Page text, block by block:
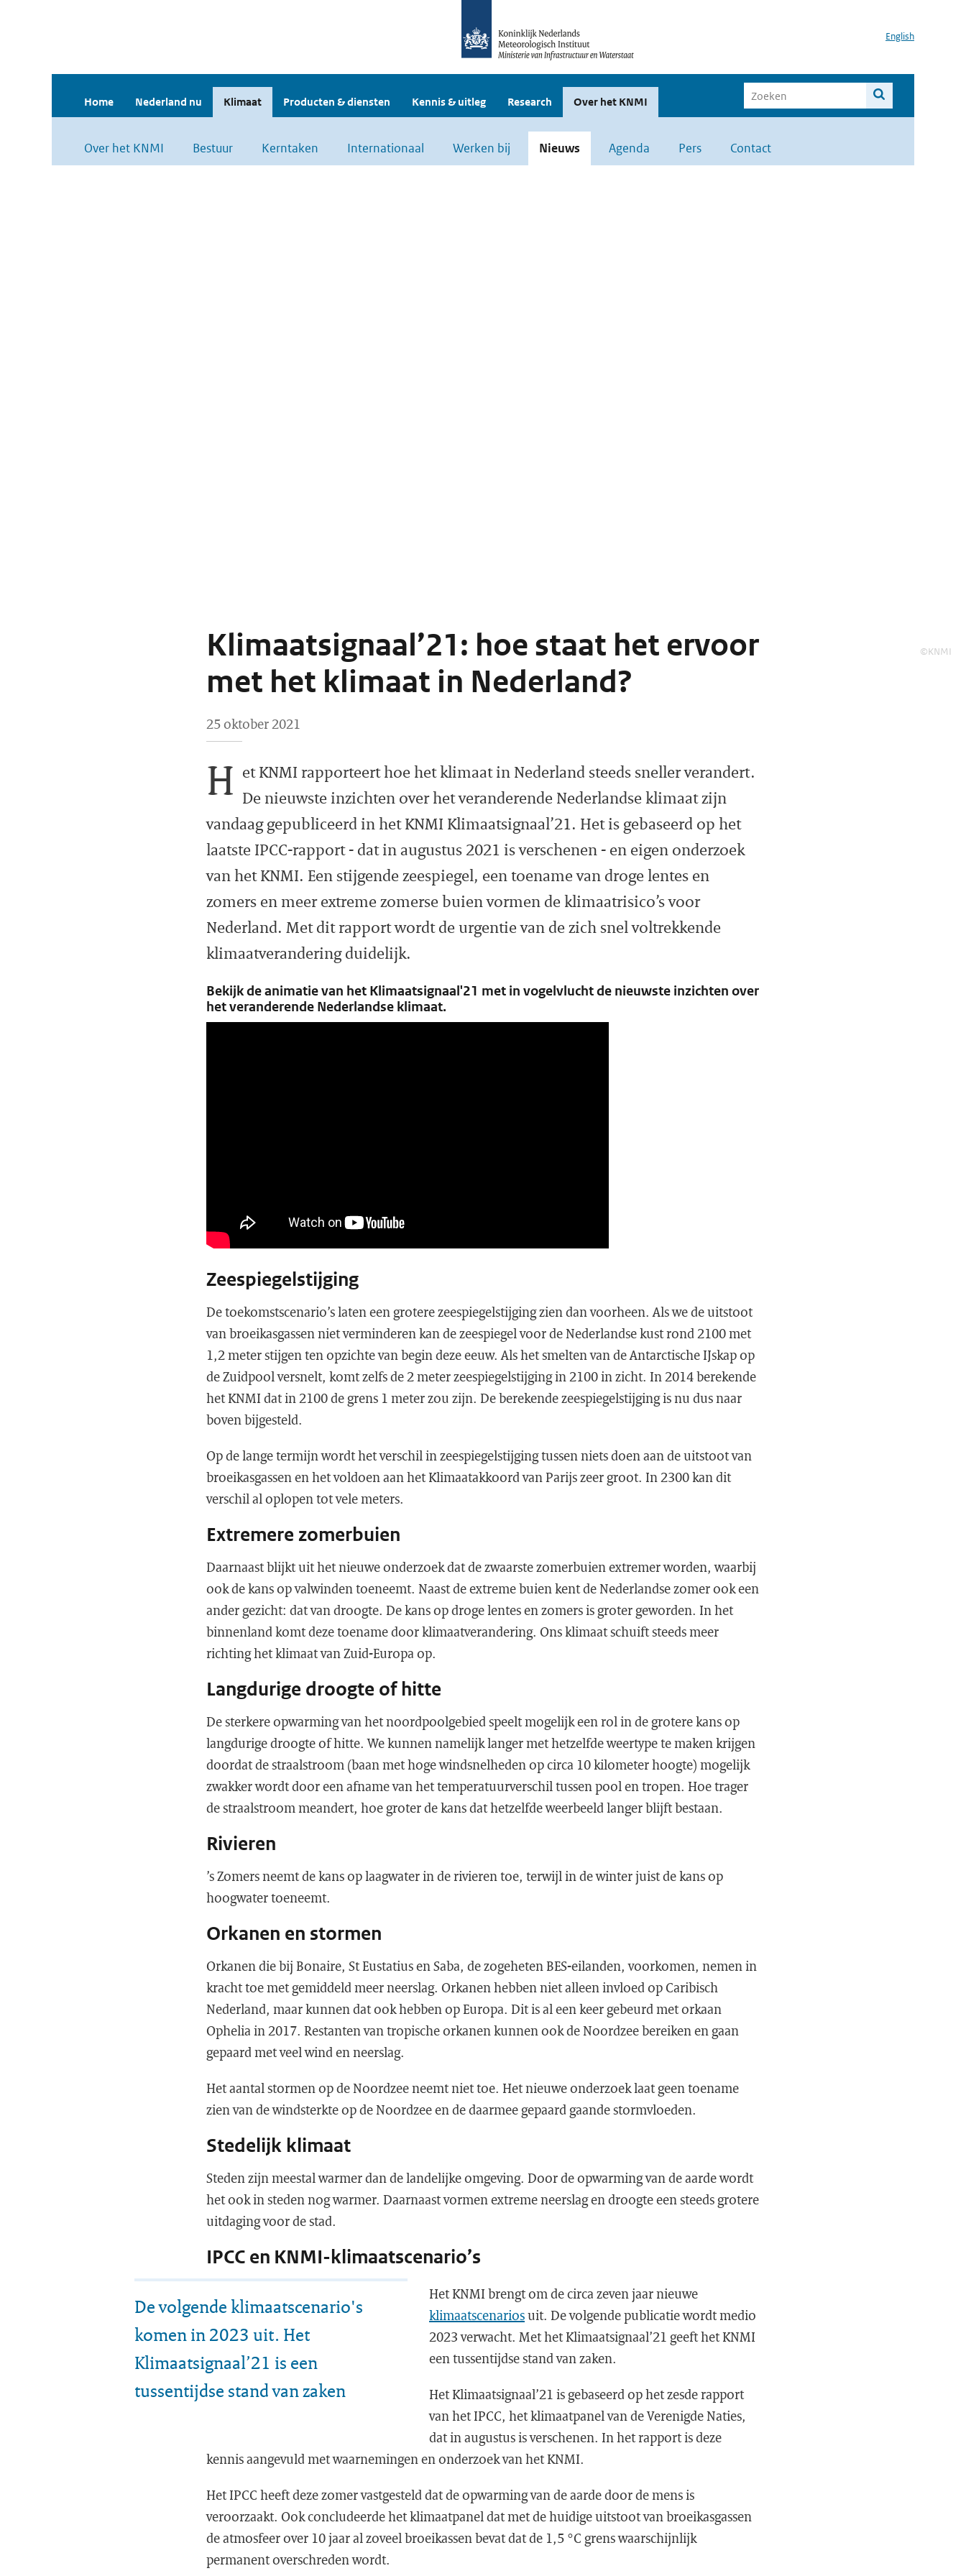
English
Home Nederland nu Klimaat Producten & diensten Kennis & uitleg Research Over het KNMI
Over het KNMI Bestuur Kerntaken Internationaal Werken bij Nieuws Agenda Pers Contact
©KNMI
Klimaatsignaal’21: hoe staat het ervoor
met het klimaat in Nederland?
25 oktober 2021
H et KNMI rapporteert hoe het klimaat in Nederland steeds sneller verandert.
De nieuwste inzichten over het veranderende Nederlandse klimaat zijn
vandaag gepubliceerd in het KNMI Klimaatsignaal’21. Het is gebaseerd op het
laatste IPCC-rapport - dat in augustus 2021 is verschenen - en eigen onderzoek
van het KNMI. Een stijgende zeespiegel, een toename van droge lentes en
zomers en meer extreme zomerse buien vormen de klimaatrisico’s voor
Nederland. Met dit rapport wordt de urgentie van de zich snel voltrekkende
klimaatverandering duidelijk.
Bekijk de animatie van het Klimaatsignaal'21 met in vogelvlucht de nieuwste inzichten over
het veranderende Nederlandse klimaat.
Zeespiegelstijging
De toekomstscenario’s laten een grotere zeespiegelstijging zien dan voorheen. Als we de uitstoot
van broeikasgassen niet verminderen kan de zeespiegel voor de Nederlandse kust rond 2100 met
1,2 meter stijgen ten opzichte van begin deze eeuw. Als het smelten van de Antarctische IJskap op
de Zuidpool versnelt, komt zelfs de 2 meter zeespiegelstijging in 2100 in zicht. In 2014 berekende
het KNMI dat in 2100 de grens 1 meter zou zijn. De berekende zeespiegelstijging is nu dus naar
boven bijgesteld.
Op de lange termijn wordt het verschil in zeespiegelstijging tussen niets doen aan de uitstoot van
broeikasgassen en het voldoen aan het Klimaatakkoord van Parijs zeer groot. In 2300 kan dit
verschil al oplopen tot vele meters.
Extremere zomerbuien
Daarnaast blijkt uit het nieuwe onderzoek dat de zwaarste zomerbuien extremer worden, waarbij
ook de kans op valwinden toeneemt. Naast de extreme buien kent de Nederlandse zomer ook een
ander gezicht: dat van droogte. De kans op droge lentes en zomers is groter geworden. In het
binnenland komt deze toename door klimaatverandering. Ons klimaat schuift steeds meer
richting het klimaat van Zuid-Europa op.
Langdurige droogte of hitte
De sterkere opwarming van het noordpoolgebied speelt mogelijk een rol in de grotere kans op
langdurige droogte of hitte. We kunnen namelijk langer met hetzelfde weertype te maken krijgen
doordat de straalstroom (baan met hoge windsnelheden op circa 10 kilometer hoogte) mogelijk
zwakker wordt door een afname van het temperatuurverschil tussen pool en tropen. Hoe trager
de straalstroom meandert, hoe groter de kans dat hetzelfde weerbeeld langer blijft bestaan.
Rivieren
’s Zomers neemt de kans op laagwater in de rivieren toe, terwijl in de winter juist de kans op
hoogwater toeneemt.
Orkanen en stormen
Orkanen die bij Bonaire, St Eustatius en Saba, de zogeheten BES-eilanden, voorkomen, nemen in
kracht toe met gemiddeld meer neerslag. Orkanen hebben niet alleen invloed op Caribisch
Nederland, maar kunnen dat ook hebben op Europa. Dit is al een keer gebeurd met orkaan
Ophelia in 2017. Restanten van tropische orkanen kunnen ook de Noordzee bereiken en gaan
gepaard met veel wind en neerslag.
Het aantal stormen op de Noordzee neemt niet toe. Het nieuwe onderzoek laat geen toename
zien van de windsterkte op de Noordzee en de daarmee gepaard gaande stormvloeden.
Stedelijk klimaat
Steden zijn meestal warmer dan de landelijke omgeving. Door de opwarming van de aarde wordt
het ook in steden nog warmer. Daarnaast vormen extreme neerslag en droogte een steeds grotere
uitdaging voor de stad.
IPCC en KNMI-klimaatscenario’s
De volgende klimaatscenario's
komen in 2023 uit. Het
Klimaatsignaal’21 is een
tussentijdse stand van zaken
Het KNMI brengt om de circa zeven jaar nieuwe
klimaatscenariosuit. De volgende publicatie wordt medio
2023 verwacht. Met het Klimaatsignaal’21 geeft het KNMI
een tussentijdse stand van zaken.
Het Klimaatsignaal’21 is gebaseerd op het zesde rapport
van het IPCC, het klimaatpanel van de Verenigde Naties,
dat in augustus is verschenen. In het rapport is deze
kennis aangevuld met waarnemingen en onderzoek van het KNMI.
Het IPCC heeft deze zomer vastgesteld dat de opwarming van de aarde door de mens is
veroorzaakt. Ook concludeerde het klimaatpanel dat met de huidige uitstoot van broeikasgassen
de atmosfeer over 10 jaar al zoveel broeikassen bevat dat de 1,5 °C grens waarschijnlijk
permanent overschreden wordt.